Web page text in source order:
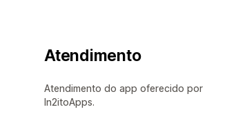
Atendimento
Atendimento do app oferecido por
In2itoApps.